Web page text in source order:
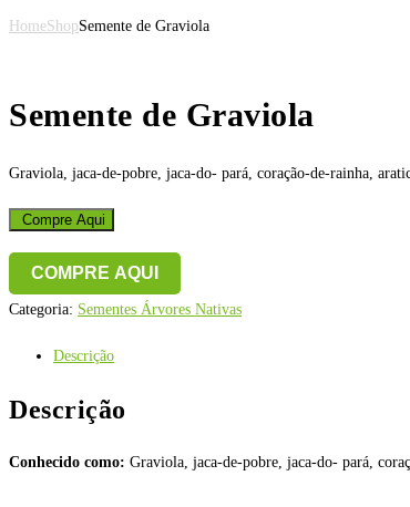
HomeShopSemente de Graviola
Semente de Graviola
Graviola, jaca-de-pobre, jaca-do- pará, coração-de-rainha,
Compre Aqui
COMPRE AQUI
Categoria: Sementes Árvores Nativas
Descrição
Descrição
Conhecido como: Graviola, jaca-de-pobre, jaca-do- pará,